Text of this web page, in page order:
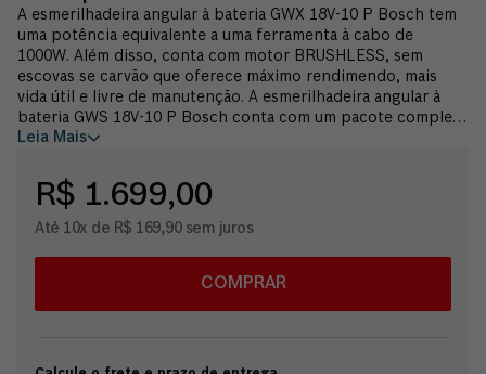
A esmerilhadeira angular à bateria GWX 18V-10 P Bosch tem
uma potência equivalente a uma ferramenta à cabo de
1000W. Além disso, conta com motor BRUSHLESS, sem
escovas se carvão que oferece máximo rendimendo, mais
vida útil e livre de manutenção. A esmerilhadeira angular à
bateria GWS 18V-10 P Bosch conta com um pacote completo
de características de segurança que oferece muito mais
Back Control que evita contragolpes inesperados, Soft Start
para um acionamento suave e seguro da ferramenta, Drop
Control que é um sensor que detecta impactos e em caso de
controle de vibração, e interruptor PROtection. Além disso,
sua empunhadura ergonômica permite um agarre mais
angular à bateria GWX 18V-10 P acompanha: 1 Capa de
Leia Mais
R$ 1.699,00
Até 10x de R$ 169,90 sem juros
COMPRAR